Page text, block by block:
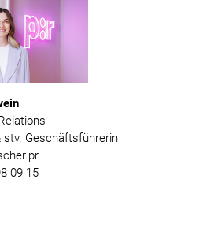
stv. Geschäftsführerin
09 15